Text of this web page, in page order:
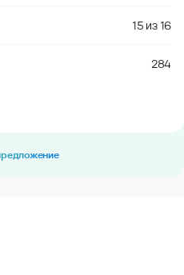
15 из16
284